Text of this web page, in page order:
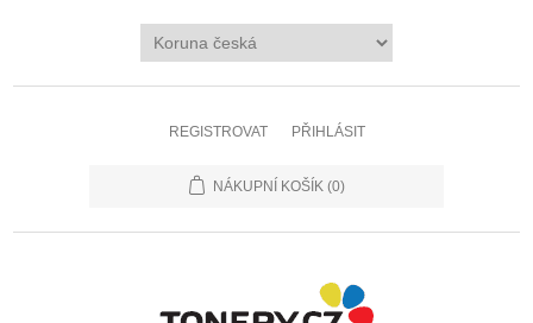
REGISTROVAT PŘIHLÁSIT
NÁKUPNÍ KOŠÍK (0)